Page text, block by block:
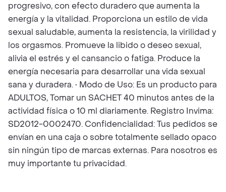
progresivo, con efecto duradero que aumenta la
energía y la vitalidad. Proporciona un estilo de vida
sexual saludable, aumenta la resistencia, la virilidad y
los orgasmos. Promueve la libido o deseo sexual,
alivia el estrés y el cansancio o fatiga. Produce la
energía necesaria para desarrollar una vida sexual
sana y duradera. • Modo de Uso: Es un producto para
ADULTOS, Tomar un SACHET 40 minutos antes de la
actividad física o 10 ml diariamente. Registro Invima:
SD2012-0002470. Confidencialidad: Tus pedidos se
envían en una caja o sobre totalmente sellado opaco
sin ningún tipo de marcas externas. Para nosotros es
muy importante tu privacidad.